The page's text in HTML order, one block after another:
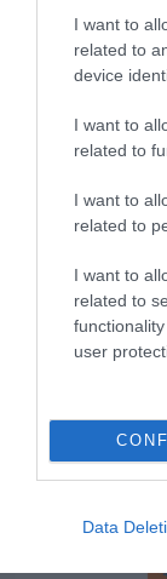
I want to
related to
device
I want to
related to
I want to
related to
I want to
related to
user
Data
ΕΚΠΑΙΔΕΥΣΗ -
Απονομή
30.07.2026